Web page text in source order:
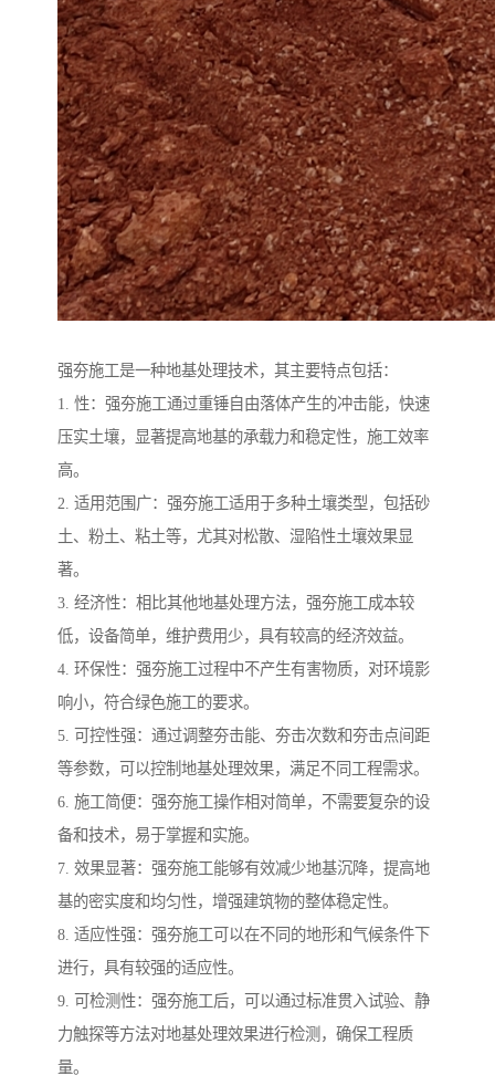
强夯施工是一种地基处理技术，其主要特点包括：
1. 性：强夯施工通过重锤自由落体产生的冲击能，快速
压实土壤，显著提高地基的承载力和稳定性，施工效率
高。
2. 适用范围广：强夯施工适用于多种土壤类型，包括砂
土、粉土、粘土等，尤其对松散、湿陷性土壤效果显
著。
3. 经济性：相比其他地基处理方法，强夯施工成本较
低，设备简单，维护费用少，具有较高的经济效益。
4. 环保性：强夯施工过程中不产生有害物质，对环境影
响小，符合绿色施工的要求。
5. 可控性强：通过调整夯击能、夯击次数和夯击点间距
等参数，可以控制地基处理效果，满足不同工程需求。
6. 施工简便：强夯施工操作相对简单，不需要复杂的设
备和技术，易于掌握和实施。
7. 效果显著：强夯施工能够有效减少地基沉降，提高地
基的密实度和均匀性，增强建筑物的整体稳定性。
8. 适应性强：强夯施工可以在不同的地形和气候条件下
进行，具有较强的适应性。
9. 可检测性：强夯施工后，可以通过标准贯入试验、静
力触探等方法对地基处理效果进行检测，确保工程质
量。